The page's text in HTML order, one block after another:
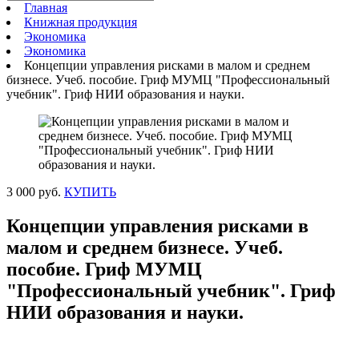
Главная
Книжная продукция
Экономика
Экономика
Концепции управления рисками в малом и среднем
бизнесе. Учеб. пособие. Гриф МУМЦ "Профессиональный
учебник". Гриф НИИ образования и науки.
3 000 руб. КУПИТЬ
Концепции управления рисками в
малом и среднем бизнесе. Учеб.
пособие. Гриф МУМЦ
"Профессиональный учебник". Гриф
НИИ образования и науки.